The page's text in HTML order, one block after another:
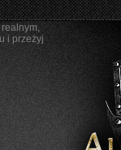
i przeżyj